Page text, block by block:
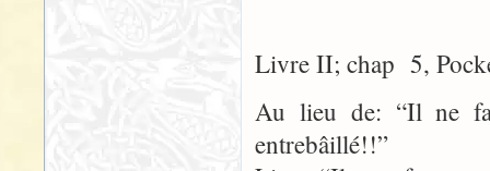
Livre II; chap 5,
Au lieu de: “Il ne
entrebâillé!!”